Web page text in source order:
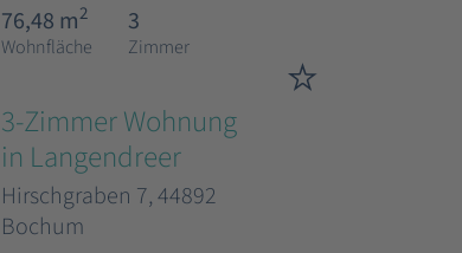
76,48 m2
Wohnfläche
3
Zimmer
3-Zimmer Wohnung
in Langendreer
Hirschgraben 7, 44892
Bochum